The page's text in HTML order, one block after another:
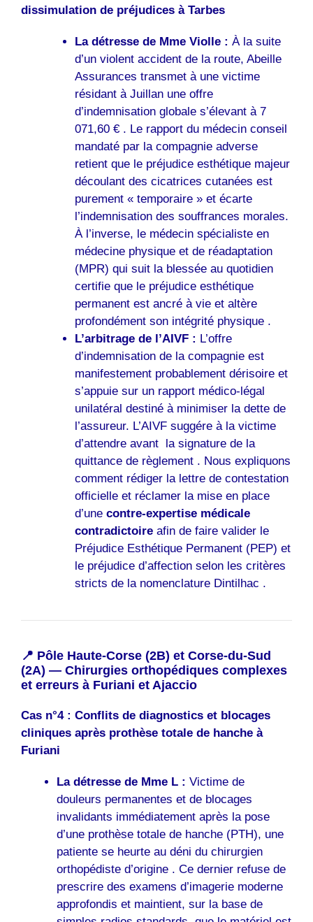
dissimulation de préjudices à Tarbes
La détresse de Mme Violle : À la suite
d’un violent accident de la route, Abeille
Assurances transmet à une victime
résidant à Juillan une offre
d’indemnisation globale s’élevant à 7
071,60 € . Le rapport du médecin conseil
mandaté par la compagnie adverse
retient que le préjudice esthétique majeur
découlant des cicatrices cutanées est
purement « temporaire » et écarte
l’indemnisation des souffrances morales.
À l’inverse, le médecin spécialiste en
médecine physique et de réadaptation
(MPR) qui suit la blessée au quotidien
certifie que le préjudice esthétique
permanent est ancré à vie et altère
profondément son intégrité physique .
L’arbitrage de l’AIVF : L’offre
d’indemnisation de la compagnie est
manifestement probablement dérisoire et
s’appuie sur un rapport médico-légal
unilatéral destiné à minimiser la dette de
l’assureur. L’AIVF suggére à la victime
d’attendre avant la signature de la
quittance de règlement . Nous expliquons
comment rédiger la lettre de contestation
officielle et réclamer la mise en place
d’une contre-expertise médicale
contradictoireafin de faire valider le
Préjudice Esthétique Permanent (PEP) et
le préjudice d’affection selon les critères
stricts de la nomenclature Dintilhac .
📍 Pôle Haute-Corse (2B) et Corse-du-Sud
(2A) — Chirurgies orthopédiques complexes
et erreurs à Furiani et Ajaccio
Cas n°4 : Conflits de diagnostics et blocages
cliniques après prothèse totale de hanche à
Furiani
La détresse de Mme L : Victime de
douleurs permanentes et de blocages
invalidants immédiatement après la pose
d’une prothèse totale de hanche (PTH), une
patiente se heurte au déni du chirurgien
orthopédiste d’origine . Ce dernier refuse de
prescrire des examens d’imagerie moderne
approfondis et maintient, sur la base de